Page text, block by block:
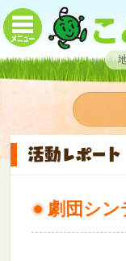
劇団シン